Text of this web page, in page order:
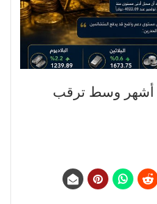
الذهب ينتعش من قاع 6 أشهر وسط ترقب